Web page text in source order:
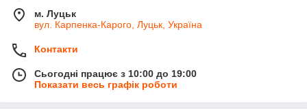
м. Луцьк
вул. Карпенка-Карого, Луцьк, Україна
Контакти
Сьогодні працює з 10:00 до 19:00
Показати весь графік роботи